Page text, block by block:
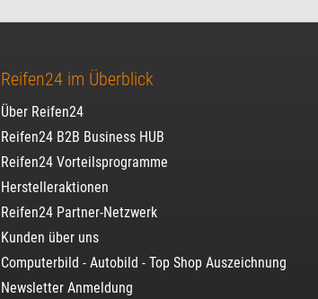
Reifen24 im Überblick
Über Reifen24
Reifen24 B2B Business HUB
Reifen24 Vorteilsprogramme
Herstelleraktionen
Reifen24 Partner-Netzwerk
Kunden über uns
Computerbild - Autobild - Top Shop Auszeichnung
Newsletter Anmeldung